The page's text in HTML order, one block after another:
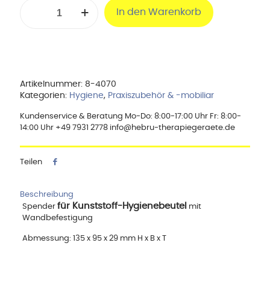
In den Warenkorb
Artikelnummer: 8-4070
Kategorien: Hygiene, Praxiszubehör & -mobiliar
Kundenservice & Beratung Mo-Do: 8:00-17:00 Uhr Fr: 8:00-
14:00 Uhr +49 7931 2778 info@hebru-therapiegeraete.de
Teilen
Beschreibung
Spender für Kunststoff-Hygienebeutel mit
Wandbefestigung
Abmessung: 135 x 95 x 29 mm H x B x T